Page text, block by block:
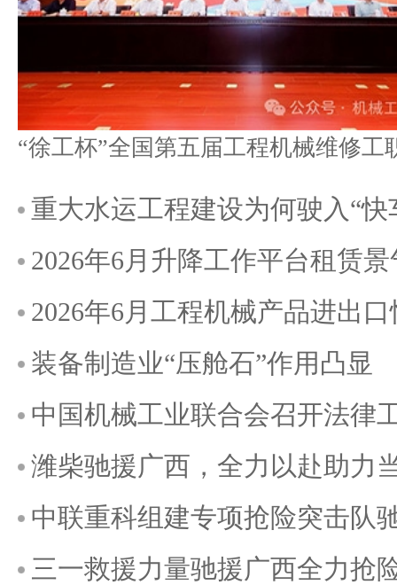
重大水运工程建设为何驶入“快
2026年6月升降工作平台租赁
2026年6月工程机械产品进出
装备制造业“压舱石”作用凸显
中国机械工业联合会召开法律
潍柴驰援广西，全力以赴助力
中联重科组建专项抢险突击队
三一救援力量驰援广西全力抢